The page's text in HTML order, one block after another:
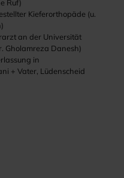
Ruf)
Kieferorthopäde (u.
an der Universität
Gholamreza Danesh)
in
+ Vater, Lüdenscheid